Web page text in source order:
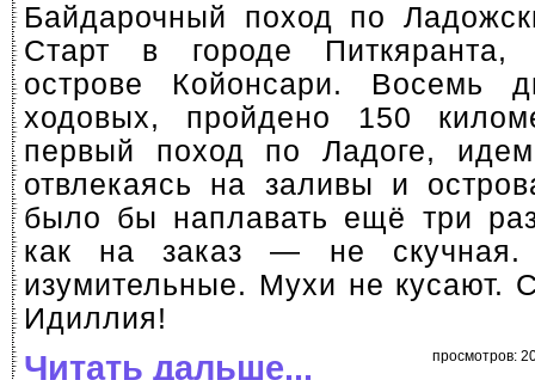
Байдарочный поход по
Старт в городе
острове Койонсари. Восемь
ходовых, пройдено 150
первый поход по Ладоге,
отвлекаясь на заливы и
было бы наплавать ещё три
как на заказ — не
изумительные. Мухи не кусают.
Идиллия!
просмотров:
Читать дальше...